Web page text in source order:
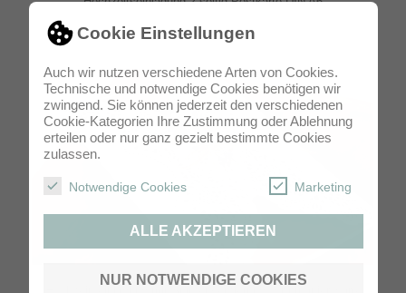
Cookie Einstellungen
Auch wir nutzen verschiedene Arten von Cookies.
Technische und notwendige Cookies benötigen wir
zwingend. Sie können jederzeit den verschiedenen
Cookie-Kategorien Ihre Zustimmung oder Ablehnung
erteilen oder nur ganz gezielt bestimmte Cookies
zulassen.
Notwendige Cookies Marketing
ALLE AKZEPTIEREN
NUR NOTWENDIGE COOKIES